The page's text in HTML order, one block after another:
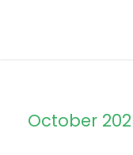
October